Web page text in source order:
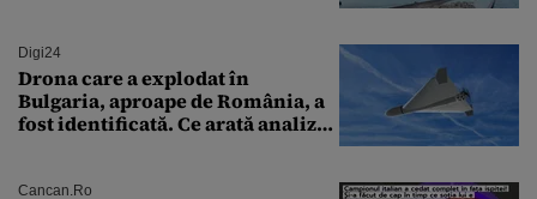
Digi24
Drona care a explodat în
Bulgaria, aproape de România, a
fost identificată. Ce arată analiza
Cancan.ro